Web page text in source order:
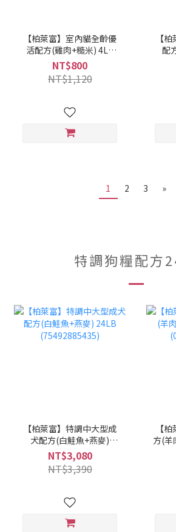
【柏萊富】室內貓全齡優
活配方(雞肉+糙米) 4LB
(075492885046)
NT$800
NT$1,120
【
配
1 2 3 »
特調狗糧配方
【柏萊富】特調中大型成
犬配方(白鮭魚+燕麥)
24LB (75492885435)
NT$3,080
NT$3,390
【
方(羊